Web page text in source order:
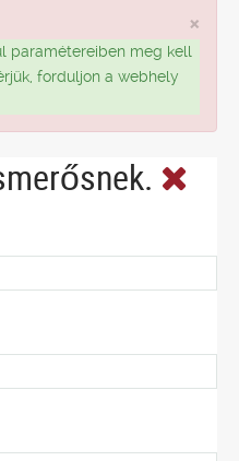
×
paramétereiben meg kell
forduljon a webhely